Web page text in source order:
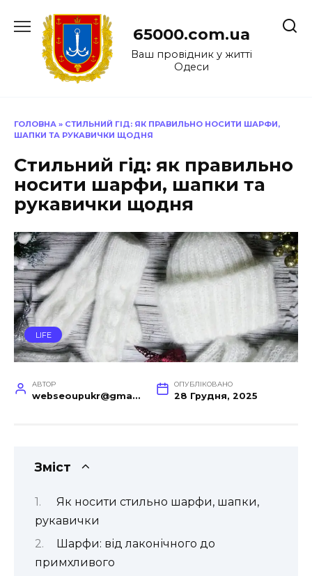
до
65000.com.ua
Ваш провідник у житті
Одеси
ГОЛОВНА » СТИЛЬНИЙ ГІД: ЯК ПРАВИЛЬНО НОСИТИ ШАРФИ,
ШАПКИ ТА РУКАВИЧКИ ЩОДНЯ
Стильний гід: як правильно
носити шарфи, шапки та
рукавички щодня
LIFE
АВТОР
webseoupukr@gmail.com
ОПУБЛІКОВАНО
28 Грудня, 2025
Зміст
Як носити стильно шарфи, шапки,
рукавички
Шарфи: від лаконічного до
примхливого